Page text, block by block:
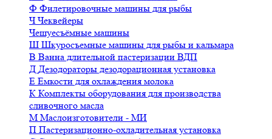
Ф Филетировочные машины для рыбы
ЧЧеквейеры
Чешуесъёмные машины
Ш Шкуросъемные машины для рыбы и кальмара
В Ванна длительной пастеризации ВДП
Д Дезодораторы дезодорационная установка
Е Емкости для охлаждения молока
К Комплекты оборудования для производства
сливочного масла
М Маслоизготовители - МИ
П Пастеризационно-охладительная установка